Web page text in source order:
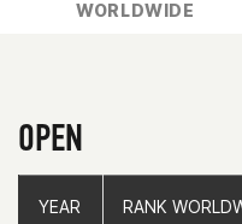
WORLDWIDE
OPEN
YEAR RANK
YEAR RANK